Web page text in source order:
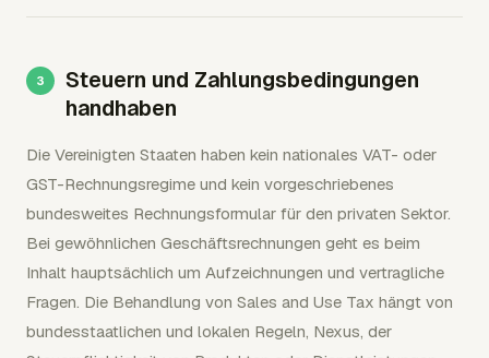
Steuern und Zahlungsbedingungen
handhaben
Die Vereinigten Staaten haben kein nationales VAT- oder
GST-Rechnungsregime und kein vorgeschriebenes
bundesweites Rechnungsformular für den privaten Sektor.
Bei gewöhnlichen Geschäftsrechnungen geht es beim
Inhalt hauptsächlich um Aufzeichnungen und vertragliche
Fragen. Die Behandlung von Sales and Use Tax hängt von
bundesstaatlichen und lokalen Regeln, Nexus, der